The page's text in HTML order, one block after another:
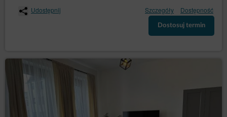
Udostępnij Szczegóły Dostępność
Dostosuj termin